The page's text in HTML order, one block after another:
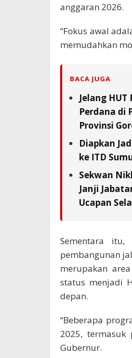
anggaran 2026.
“Fokus awal
memudahkan
BACA JUGA
Jelang
Perdana di
Provinsi
Diapkan
ke ITD
Sekwan
Janji
Ucapan
Sementara itu,
pembangunan
merupakan
status menjadi
depan.
“Beberapa
2025, termasuk
Gubernur.